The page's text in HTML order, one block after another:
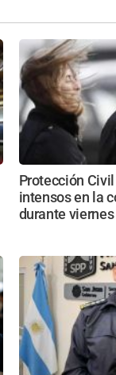
Protección
intensos en la
durante